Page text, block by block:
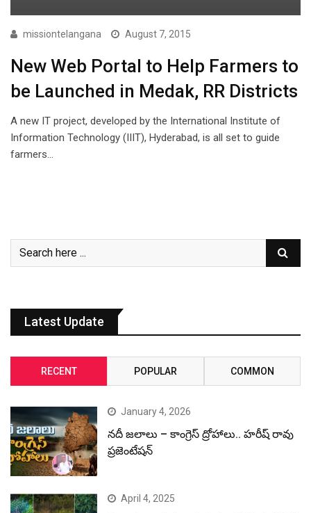
missiontelangana August 7, 2015
New Web Portal to Help Farmers to
be Launched in Medak, RR Districts
A new IT project, developed by the International Institute of
Information Technology (IIIT), Hyderabad, is all set to guide
farmers…
Latest Update
RECENT POPULAR COMMON
January 4, 2026
నదీ జలాలు – కాంగ్రెస్ ద్రోహాలు.. హరీష్ రావు
ప్రజెంటేషన్
April 4, 2025